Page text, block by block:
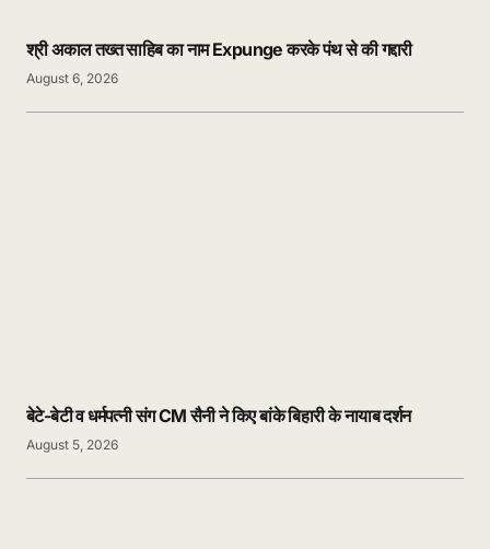
श्री अकाल तख्त साहिब का नाम Expunge करके पंथ से की गद्दारी
August 6, 2026
बेटे-बेटी व धर्मपत्नी संग CM सैनी ने किए बांके बिहारी के नायाब दर्शन
August 5, 2026